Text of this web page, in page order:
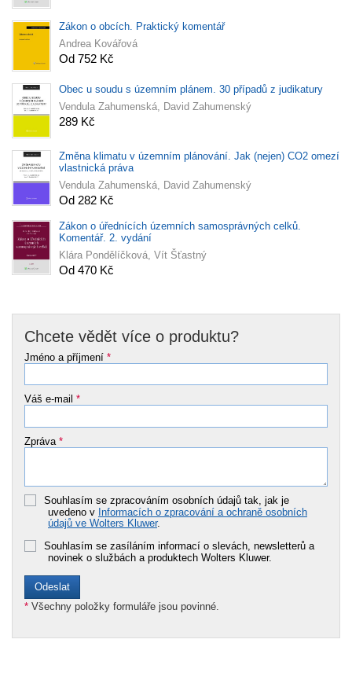
Zákon o obcích. Praktický komentář
Andrea Kovářová
Od 752 Kč
Obec u soudu s územním plánem. 30 případů z judikatury
Vendula Zahumenská, David Zahumenský
289 Kč
Změna klimatu v územním plánování. Jak (nejen) CO2 omezí
vlastnická práva
Vendula Zahumenská, David Zahumenský
Od 282 Kč
Zákon o úřednících územních samosprávných celků.
Komentář. 2. vydání
Klára Pondělíčková, Vít Šťastný
Od 470 Kč
Chcete vědět více o produktu?
Jméno a příjmení *
Váš e-mail *
Zpráva *
Souhlasím se zpracováním osobních údajů tak, jak je
uvedeno v Informacích o zpracování a ochraně osobních
údajů ve Wolters Kluwer.
Souhlasím se zasíláním informací o slevách, newsletterů a
novinek o službách a produktech Wolters Kluwer.
* Všechny položky formuláře jsou povinné.